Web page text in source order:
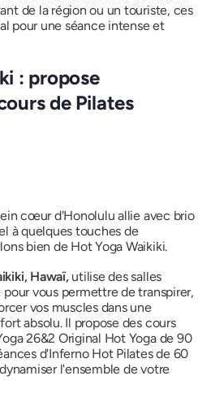
de la région ou un touriste, ces
pour une séance intense et
: propose
de Pilates
cœur d'Honolulu allie avec brio
à quelques touches de
bien de Hot Yoga Waikiki.
Hawaï, utilise des salles
vous permettre de transpirer,
vos muscles dans une
absolu. Il propose des cours
26&2 Original Hot Yoga de 90
d'Inferno Hot Pilates de 60
l'ensemble de votre